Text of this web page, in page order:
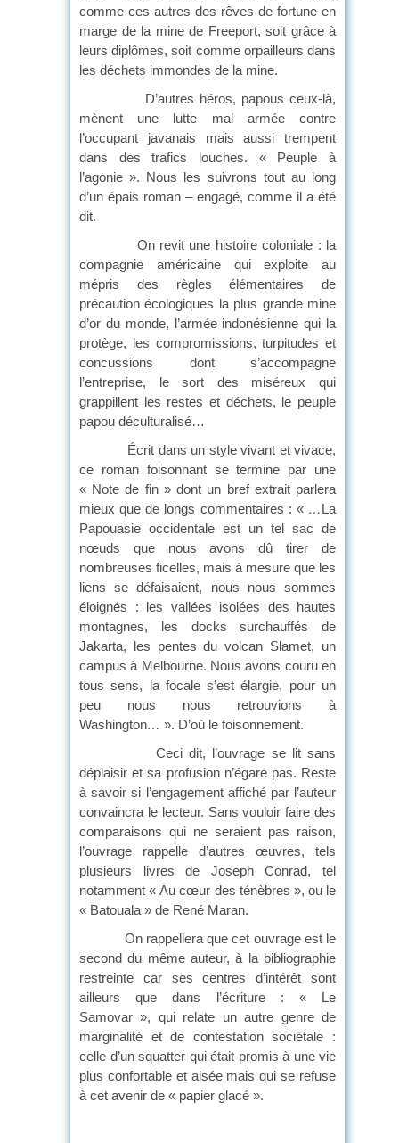
comme ces autres des rêves de fortune en
marge de la mine de Freeport, soit grâce à
leurs diplômes, soit comme orpailleurs dans
les déchets immondes de la mine.
D’autres héros, papous ceux-là,
mènent une lutte mal armée contre
l’occupant javanais mais aussi trempent
dans des trafics louches. « Peuple à
l’agonie ». Nous les suivrons tout au long
d’un épais roman – engagé, comme il a été
dit.
On revit une histoire coloniale : la
compagnie américaine qui exploite au
mépris des règles élémentaires de
précaution écologiques la plus grande mine
d’or du monde, l’armée indonésienne qui la
protège, les compromissions, turpitudes et
concussions dont s’accompagne
l’entreprise, le sort des miséreux qui
grappillent les restes et déchets, le peuple
papou déculturalisé…
Écrit dans un style vivant et vivace,
ce roman foisonnant se termine par une
« Note de fin » dont un bref extrait parlera
mieux que de longs commentaires : « …La
Papouasie occidentale est un tel sac de
nœuds que nous avons dû tirer de
nombreuses ficelles, mais à mesure que les
liens se défaisaient, nous nous sommes
éloignés : les vallées isolées des hautes
montagnes, les docks surchauffés de
Jakarta, les pentes du volcan Slamet, un
campus à Melbourne. Nous avons couru en
tous sens, la focale s’est élargie, pour un
peu nous nous retrouvions à
Washington… ». D’où le foisonnement.
Ceci dit, l’ouvrage se lit sans
déplaisir et sa profusion n’égare pas. Reste
à savoir si l’engagement affiché par l’auteur
convaincra le lecteur. Sans vouloir faire des
comparaisons qui ne seraient pas raison,
l’ouvrage rappelle d’autres œuvres, tels
plusieurs livres de Joseph Conrad, tel
notamment « Au cœur des ténèbres », ou le
« Batouala » de René Maran.
On rappellera que cet ouvrage est le
second du même auteur, à la bibliographie
restreinte car ses centres d’intérêt sont
ailleurs que dans l’écriture : « Le
Samovar », qui relate un autre genre de
marginalité et de contestation sociétale :
celle d’un squatter qui était promis à une vie
plus confortable et aisée mais qui se refuse
à cet avenir de « papier glacé ».